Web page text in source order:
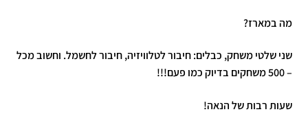
מה במארז?
שני שלטי משחק, כבלים: חיבור לטלוויזיה, חיבור לחשמל. וחשוב מכל
– 500 משחקים בדיוק כמו פעם!!!
שעות רבות של הנאה!